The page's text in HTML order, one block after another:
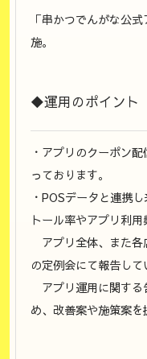
「串かつでんがな公
施。
◆運用のポイント
・アプリのクーポン
っております。
・POSデータと連携
トール率やアプリ利用
アプリ全体、また各
の定例会にて報告して
アプリ運用に関する
め、改善案や施策案を